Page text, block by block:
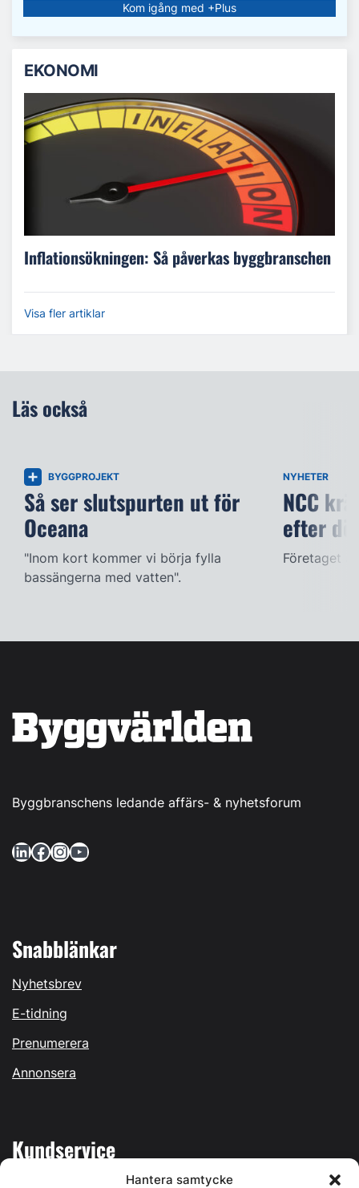
Hantera samtycke
Kom igång med +Plus
EKONOMI
Inflationsökningen: Så påverkas byggbranschen
Visa fler artiklar
Läs också
BYGGPROJEKT
Så ser slutspurten ut för
Oceana
"Inom kort kommer vi börja fylla
bassängerna med vatten".
NYHETER
NCC
efter
Företaget
Byggbranschens ledande affärs- & nyhetsforum
LinkedIn Facebook InstagramYouTube
Snabblänkar
Nyhetsbrev
E-tidning
Prenumerera
Annonsera
Kundservice